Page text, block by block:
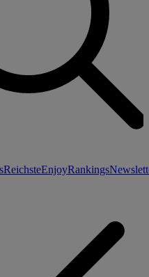
ReichsteEnjoyRankings